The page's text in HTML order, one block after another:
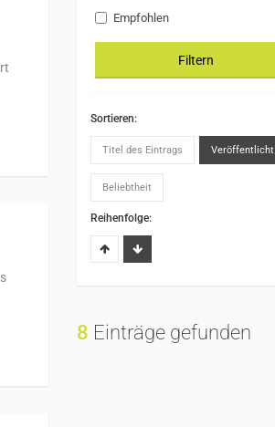
Empfohlen
Filtern
Sortieren:
Titel des Eintrags Veröffentlicht
Beliebtheit
Reihenfolge:
8 Einträge gefunden